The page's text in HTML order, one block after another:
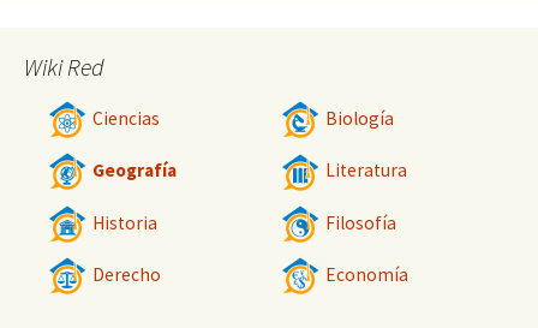
Wiki Red
Ciencias Biología
Geografía Literatura
Historia Filosofía
Derecho Economía